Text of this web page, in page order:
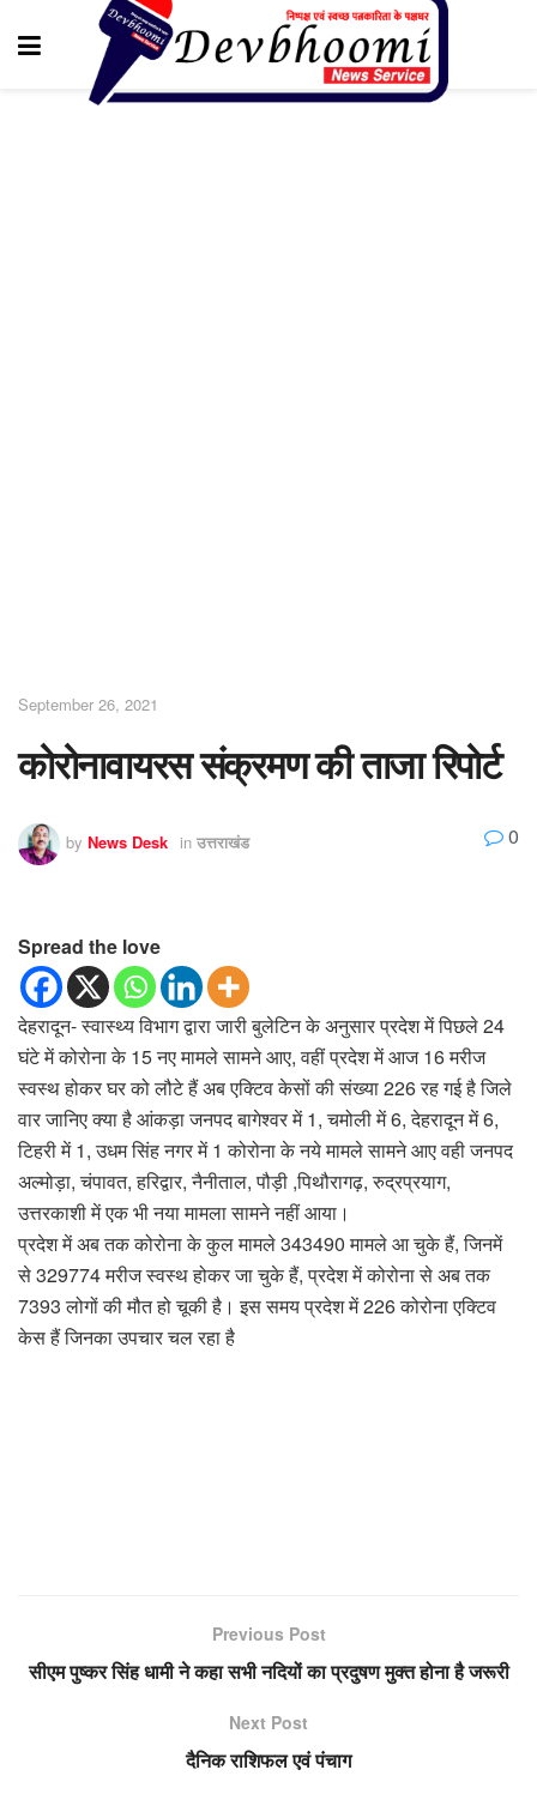
September 26, 2021
कोरोनावायरस संक्रमण की ताजा रिपोर्ट
by News Desk in उत्तराखंड 0
Spread the love
देहरादून- स्वास्थ्य विभाग द्वारा जारी बुलेटिन के अनुसार प्रदेश में पिछले 24
घंटे में कोरोना के 15 नए मामले सामने आए, वहीं प्रदेश में आज 16 मरीज
स्वस्थ होकर घर को लौटे हैं अब एक्टिव केसों की संख्या 226 रह गई है जिले
वार जानिए क्या है आंकड़ा जनपद बागेश्वर में 1, चमोली में 6, देहरादून में 6,
टिहरी में 1, उधम सिंह नगर में 1 कोरोना के नये मामले सामने आए वही जनपद
अल्मोड़ा, चंपावत, हरिद्वार, नैनीताल, पौड़ी ,पिथौरागढ़, रुद्रप्रयाग,
उत्तरकाशी में एक भी नया मामला सामने नहीं आया।
प्रदेश में अब तक कोरोना के कुल मामले 343490 मामले आ चुके हैं, जिनमें
से 329774 मरीज स्वस्थ होकर जा चुके हैं, प्रदेश में कोरोना से अब तक
7393 लोगों की मौत हो चूकी है। इस समय प्रदेश में 226 कोरोना एक्टिव
केस हैं जिनका उपचार चल रहा है
Previous Post
सीएम पुष्कर सिंह धामी ने कहा सभी नदियों का प्रदुषण मुक्त होना है जरूरी
Next Post
दैनिक राशिफल एवं पंचाग